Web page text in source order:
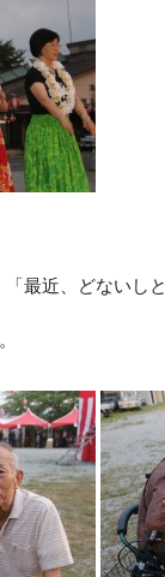
「最近、どないし